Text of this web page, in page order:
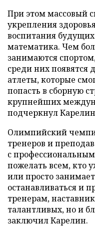
При этом массовый
укрепления
воспитания
математика. Чем
занимаются
среди них появятся
атлеты, которые
попасть в сборную
крупнейших
подчеркнул
Олимпийский
тренеров и
с
пожелать всем, кто
или просто
останавливаться и
тренерам,
талантливых, но и
заключил Карелин.